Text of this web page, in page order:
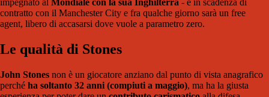
impegnato al Mondiale con la sua Inghilterra - è in scadenza di
contratto con il Manchester City e fra qualche giorno sarà un free
agent, libero di accasarsi dove vuole a parametro zero.
Le qualità di Stones
John Stones non è un giocatore anziano dal punto di vista anagrafico
perché ha soltanto 32 anni (compiuti a maggio), ma ha la giusta